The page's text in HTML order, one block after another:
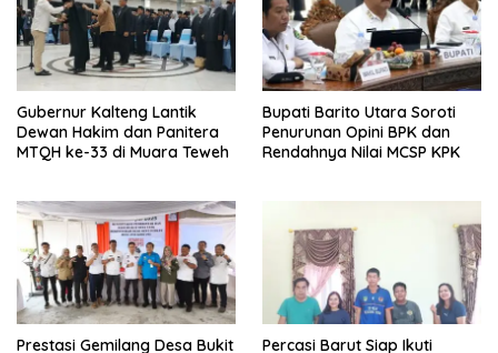
Gubernur Kalteng Lantik
Dewan Hakim dan Panitera
MTQH ke-33 di Muara Teweh
Bupati Barito Utara Soroti
Penurunan Opini BPK dan
Rendahnya Nilai MCSP KPK
Prestasi Gemilang Desa Bukit
Percasi Barut Siap Ikuti